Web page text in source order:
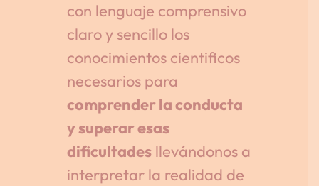
con lenguaje comprensivo
claro y sencillo los
conocimientos cientificos
necesarios para
comprender la conducta
y superar esas
dificultades llevándonos a
interpretar la realidad de